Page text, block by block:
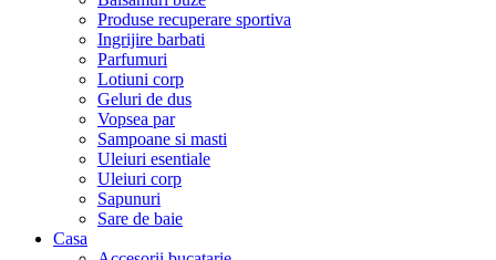
Produse recuperare sportiva
Ingrijire barbati
Parfumuri
Lotiuni corp
Geluri de dus
Vopsea par
Sampoane si masti
Uleiuri esentiale
Uleiuri corp
Sapunuri
Sare de baie
Casa